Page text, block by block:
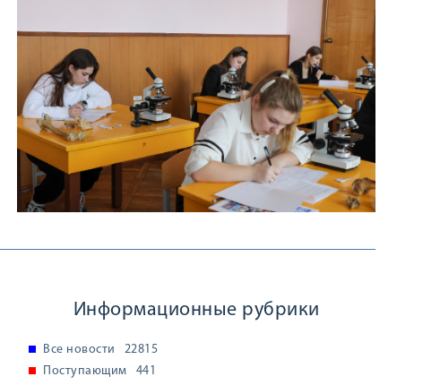
Информационные рубрики
Все новости
22815
Поступающим
441